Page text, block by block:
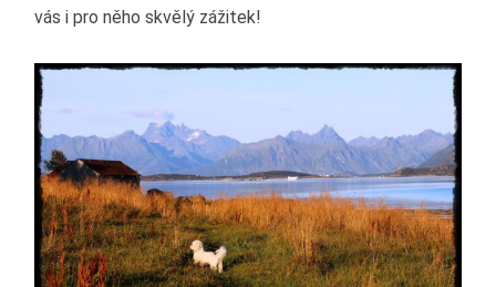
vás i pro něho skvělý zážitek!